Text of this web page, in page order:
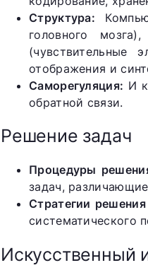
Структура:
головного
(чувствительные
отображения и
Саморегуляция: И
обратной связи.
Решение задач
Процедуры
задач,
Стратегии
систематического
Искусственный